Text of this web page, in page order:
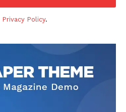
Privacy Policy.